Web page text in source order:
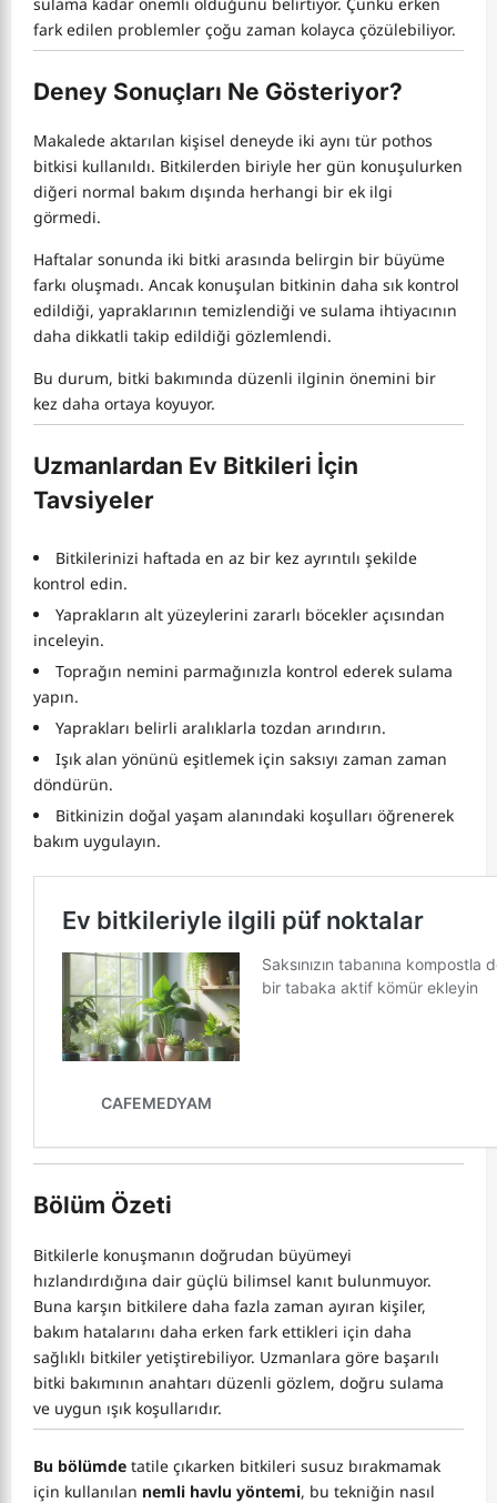
fark edilen problemler çoğu zaman kolayca çözülebiliyor.
Deney Sonuçları Ne Gösteriyor?
Makalede aktarılan kişisel deneyde iki aynı tür pothos
bitkisi kullanıldı. Bitkilerden biriyle her gün konuşulurken
diğeri normal bakım dışında herhangi bir ek ilgi
görmedi.
Haftalar sonunda iki bitki arasında belirgin bir büyüme
farkı oluşmadı. Ancak konuşulan bitkinin daha sık kontrol
edildiği, yapraklarının temizlendiği ve sulama ihtiyacının
daha dikkatli takip edildiği gözlemlendi.
Bu durum, bitki bakımında düzenli ilginin önemini bir
kez daha ortaya koyuyor.
Uzmanlardan Ev Bitkileri İçin
Tavsiyeler
Bitkilerinizi haftada en az bir kez ayrıntılı şekilde
kontrol edin.
Yaprakların alt yüzeylerini zararlı böcekler açısından
inceleyin.
Toprağın nemini parmağınızla kontrol ederek sulama
yapın.
Yaprakları belirli aralıklarla tozdan arındırın.
Işık alan yönünü eşitlemek için saksıyı zaman zaman
döndürün.
Bitkinizin doğal yaşam alanındaki koşulları öğrenerek
bakım uygulayın.
Bölüm Özeti
Bitkilerle konuşmanın doğrudan büyümeyi
hızlandırdığına dair güçlü bilimsel kanıt bulunmuyor.
Buna karşın bitkilere daha fazla zaman ayıran kişiler,
bakım hatalarını daha erken fark ettikleri için daha
sağlıklı bitkiler yetiştirebiliyor. Uzmanlara göre başarılı
bitki bakımının anahtarı düzenli gözlem, doğru sulama
ve uygun ışık koşullarıdır.
Bu bölümde tatile çıkarken bitkileri susuz bırakmamak
için kullanılan nemli havlu yöntemi, bu tekniğin nasıl